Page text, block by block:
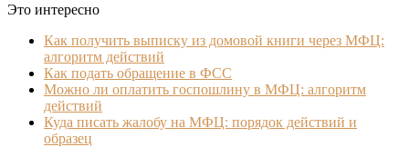
Это интересно
Как получить выписку из домовой книги через МФЦ:
алгоритм действий
Как подать обращение в ФСС
Можно ли оплатить госпошлину в МФЦ: алгоритм
действий
Куда писать жалобу на МФЦ: порядок действий и
образец